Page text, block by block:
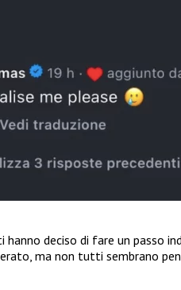
deciso di fare un passo
ma non tutti sembrano